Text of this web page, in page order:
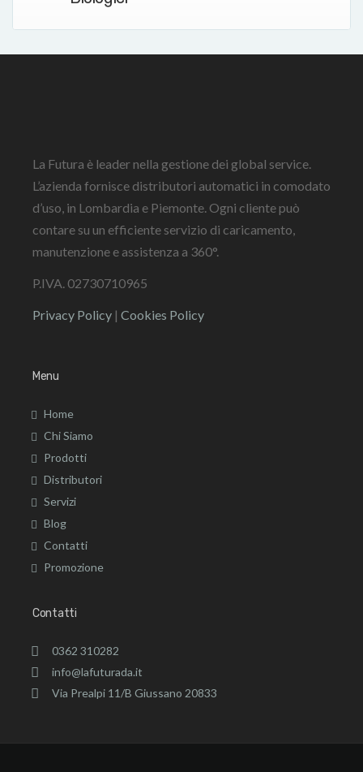
La Futura è leader nella gestione dei global service.
L’azienda fornisce distributori automatici in comodato
d’uso, in Lombardia e Piemonte. Ogni cliente può
contare su un efficiente servizio di caricamento,
manutenzione e assistenza a 360°.
P.IVA. 02730710965
Privacy Policy | Cookies Policy
Menu
Home
Chi Siamo
Prodotti
Distributori
Servizi
Blog
Contatti
Promozione
Contatti
0362 310282
info@lafuturada.it
Via Prealpi 11/B Giussano 20833